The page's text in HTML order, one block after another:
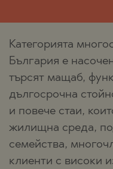
Категорията
България е
търсят мащаб,
дългосрочна
и повече стаи,
жилищна среда,
семейства,
клиенти с високи